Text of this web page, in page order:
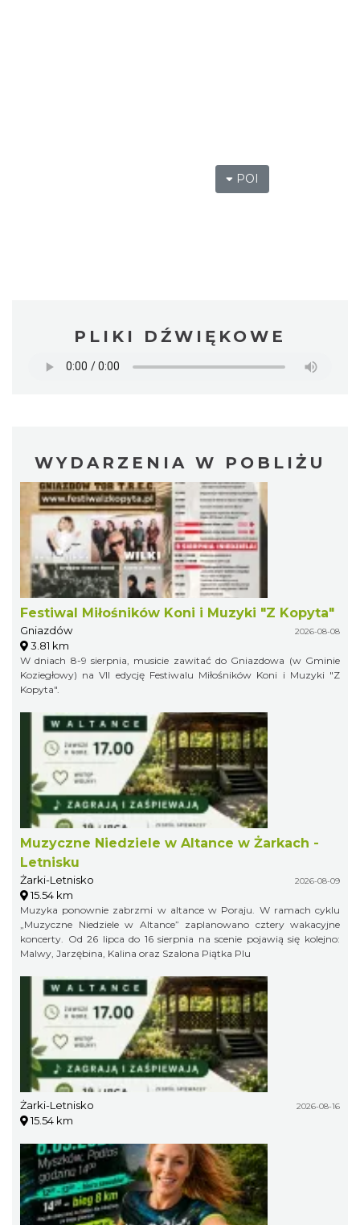
POI
PLIKI DŹWIĘKOWE
WYDARZENIA W POBLIŻU
Festiwal Miłośników Koni i Muzyki "Z Kopyta"
Gniazdów 2026-08-08
3.81 km
W dniach 8-9 sierpnia, musicie zawitać do Gniazdowa (w Gminie
Koziegłowy) na VII edycję Festiwalu Miłośników Koni i Muzyki "Z
Kopyta".
Muzyczne Niedziele w Altance w Żarkach -
Letnisku
Żarki-Letnisko 2026-08-09
15.54 km
Muzyka ponownie zabrzmi w altance w Poraju. W ramach cyklu
„Muzyczne Niedziele w Altance” zaplanowano cztery wakacyjne
koncerty. Od 26 lipca do 16 sierpnia na scenie pojawią się kolejno:
Malwy, Jarzębina, Kalina oraz Szalona Piątka Plu
Żarki-Letnisko 2026-08-16
15.54 km